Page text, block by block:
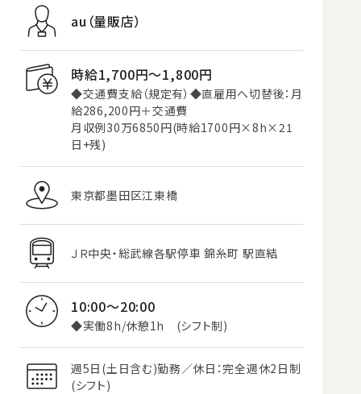
au（量販店）
時給1,700円〜1,800円
◆交通費支給（規定有）◆直雇用へ切替後：月
給286,200円＋交通費
月収例30万6850円(時給1700円×8h×21
日+残)
東京都墨田区江東橋
ＪＲ中央・総武線各駅停車 錦糸町 駅直結
10:00～20:00
◆実働8h/休憩1h (シフト制)
週5日(土日含む)勤務／休日：完全週休2日制
(シフト)